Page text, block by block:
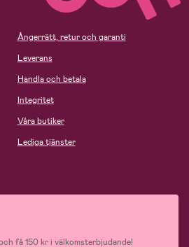
Ångerrätt, retur och garanti
Leverans
Handla och betala
Integritet
Våra butiker
Lediga tjänster
få 150 kr i välkomsterbjudande!